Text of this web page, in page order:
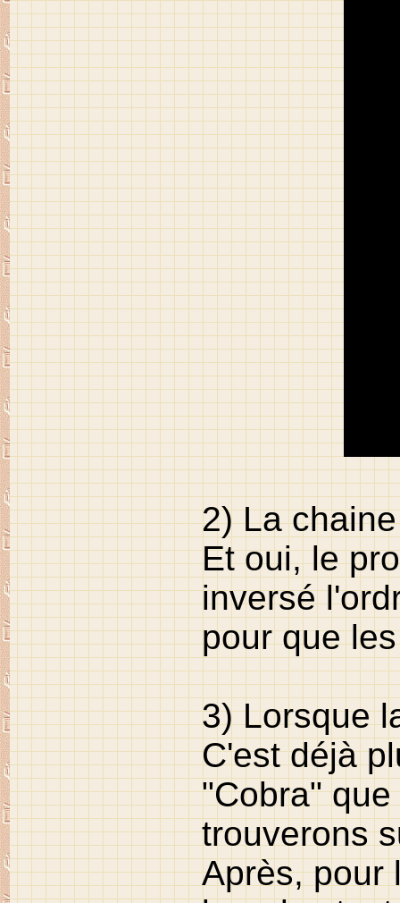
2) La
Et oui, le
inversé
pour que
3) Lorsque
C'est déjà
"Cobra"
trouverons
Après, pour